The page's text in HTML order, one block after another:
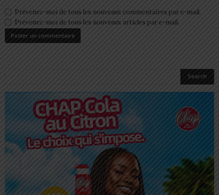
Prévenez-moi de tous les nouveaux commentaires par e-mail.
Prévenez-moi de tous les nouveaux articles par e-mail.